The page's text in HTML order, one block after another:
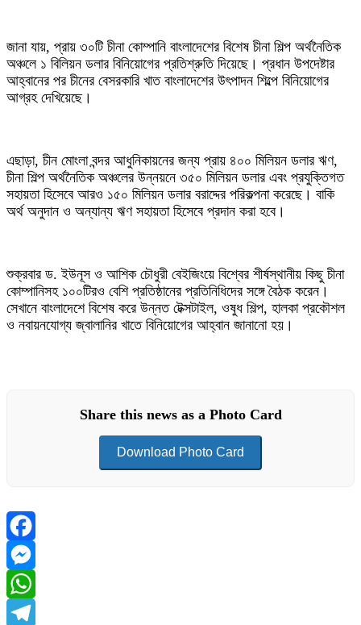
জানা যায়, প্রায় ৩০টি চীনা কোম্পানি বাংলাদেশের বিশেষ চীনা শিল্প অর্থনৈতিক
অঞ্চলে ১ বিলিয়ন ডলার বিনিয়োগের প্রতিশ্রুতি দিয়েছে। প্রধান উপদেষ্টার
আহ্বানের পর চীনের বেসরকারি খাত বাংলাদেশের উৎপাদন শিল্পে বিনিয়োগের
আগ্রহ দেখিয়েছে।
এছাড়া, চীন মোংলা বন্দর আধুনিকায়নের জন্য প্রায় ৪০০ মিলিয়ন ডলার ঋণ,
চীনা শিল্প অর্থনৈতিক অঞ্চলের উন্নয়নে ৩৫০ মিলিয়ন ডলার এবং প্রযুক্তিগত
সহায়তা হিসেবে আরও ১৫০ মিলিয়ন ডলার বরাদ্দের পরিকল্পনা করেছে। বাকি
অর্থ অনুদান ও অন্যান্য ঋণ সহায়তা হিসেবে প্রদান করা হবে।
শুক্রবার ড. ইউনূস ও আশিক চৌধুরী বেইজিংয়ে বিশ্বের শীর্ষস্থানীয় কিছু চীনা
কোম্পানিসহ ১০০টিরও বেশি প্রতিষ্ঠানের প্রতিনিধিদের সঙ্গে বৈঠক করেন।
সেখানে বাংলাদেশে বিশেষ করে উন্নত টেক্সটাইল, ওষুধ শিল্প, হালকা প্রকৌশল
ও নবায়নযোগ্য জ্বালানির খাতে বিনিয়োগের আহ্বান জানানো হয়।
Share this news as a Photo Card
Download Photo Card
Facebook
Messenger
WhatsApp